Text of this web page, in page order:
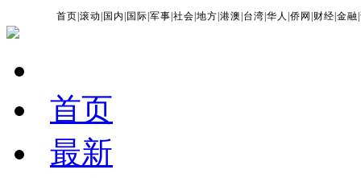
首页 |滚动 国内 国际 |军事 |社会 |地方 |港澳 台湾 |华人 |侨网 财经 |金融 |
首页
最新